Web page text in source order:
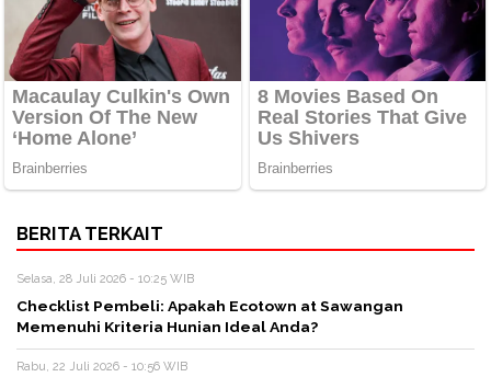
BERITA TERKAIT
Selasa, 28 Juli 2026 - 10:25 WIB
Checklist Pembeli: Apakah Ecotown at Sawangan
Memenuhi Kriteria Hunian Ideal Anda?
Rabu, 22 Juli 2026 - 10:56 WIB